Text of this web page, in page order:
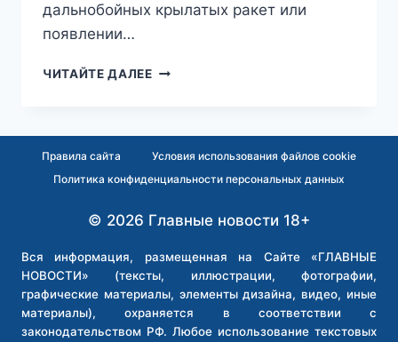
дальнобойных крылатых ракет или
появлении…
ЧИТАЙТЕ ДАЛЕЕ«ТЕПЕРЬ
РАКЕТНЫЕ
УДАРЫ
ВЛАДИВОСТОКУ
Правила сайта
Условия использования файлов cookie
Политика конфиденциальности персональных данных
© 2026 Главные новости 18+
Вся информация, размещенная на Сайте «ГЛАВНЫЕ
НОВОСТИ» (тексты, иллюстрации, фотографии,
графические материалы, элементы дизайна, видео, иные
материалы), охраняется в соответствии с
законодательством РФ. Любое использование текстовых